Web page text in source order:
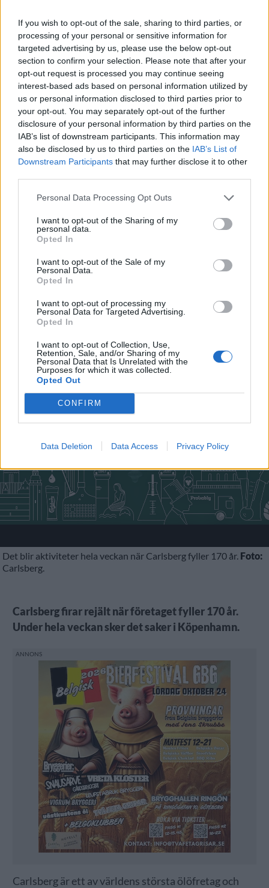
If you wish to opt-out of the sale, sharing to third parties, or
processing of your personal or sensitive information for
targeted advertising by us, please use the below opt-out
section to confirm your selection. Please note that after your
opt-out request is processed you may continue seeing
interest-based ads based on personal information utilized by
us or personal information disclosed to third parties prior to
your opt-out. You may separately opt-out of the further
disclosure of your personal information by third parties on the
IAB’s list of downstream participants. This information may
also be disclosed by us to third parties on the IAB’s List of
Downstream Participants that may further disclose it to other
Personal Data Processing Opt Outs
I want to opt-out of the Sharing of my
personal data.
Opted In
I want to opt-out of the Sale of my
Personal Data.
Opted In
I want to opt-out of processing my
Personal Data for Targeted Advertising.
Opted In
I want to opt-out of Collection, Use,
Retention, Sale, and/or Sharing of my
Personal Data that Is Unrelated with the
Purposes for which it was collected.
Opted Out
CONFIRM
Data Deletion Data Access Privacy Policy
NYHET
Carlsberg firar 170 år under
hela veckan
Publicerat 2017-08-22
NYHET
Det blir aktiviteter hela veckan när Carlsberg fyller 170 år. Foto:
Carlsberg.
Carlsberg firar rejält när företaget fyller 170 år.
Under hela veckan sker det saker i Köpenhamn.
Carlsberg är ett av världens största ölöfretag och